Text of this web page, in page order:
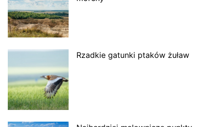
Rzadkie gatunki ptaków żuław